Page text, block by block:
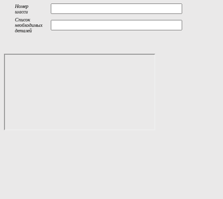
Номер
шасси
Список
необходимых
деталей